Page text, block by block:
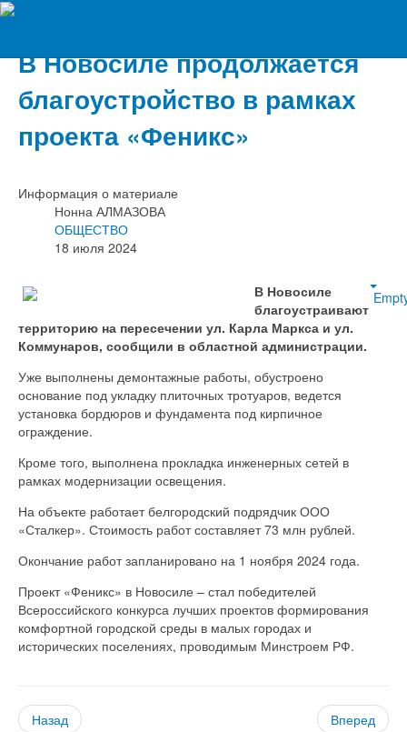
В Новосиле продолжается
благоустройство в рамках
проекта «Феникс»
Информация о материале
Нонна АЛМАЗОВА
ОБЩЕСТВО
18 июля 2024
В Новосиле
благоустраивают
территорию на пересечении ул. Карла Маркса и ул.
Коммунаров, сообщили в областной администрации.
Уже выполнены демонтажные работы, обустроено
основание под укладку плиточных тротуаров, ведется
установка бордюров и фундамента под кирпичное
ограждение.
Кроме того, выполнена прокладка инженерных сетей в
рамках модернизации освещения.
На объекте работает белгородский подрядчик ООО
«Сталкер». Стоимость работ составляет 73 млн рублей.
Окончание работ запланировано на 1 ноября 2024 года.
Проект «Феникс» в Новосиле – стал победителей
Всероссийского конкурса лучших проектов формирования
комфортной городской среды в малых городах и
исторических поселениях, проводимым Минстроем РФ.
Назад Вперед